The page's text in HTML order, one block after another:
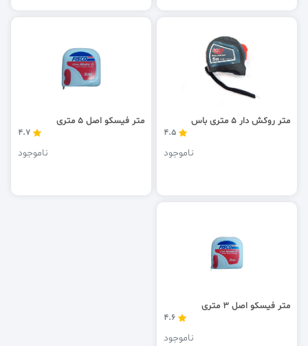
متر روکش دار 5 متری باس
4.5
ناموجود
متر فیسکو اصل 5 متری
4.7
ناموجود
متر فیسکو اصل 3 متری
4.6
ناموجود